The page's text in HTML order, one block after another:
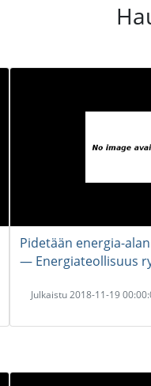
Pidetään energia-
― Energiateollisuus
Julkaistu 2018-11-19